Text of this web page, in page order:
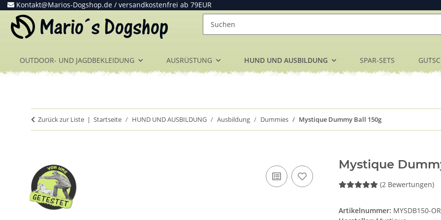
Kontakt@Marios-Dogshop.de / versandkostenfrei ab 79EUR
OUTDOOR- UND JAGDBEKLEIDUNG AUSRÜSTUNG HUND UND AUSBILDUNG SPAR-SETS
Zurück zur Liste Startseite HUND UND AUSBILDUNG Ausbildung Dummies Mystique Dummy Ball 150g
Mystique
(2 Bewertungen)
Artikelnummer: MYSDB150-OR